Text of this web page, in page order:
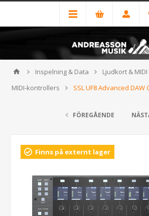
Inspelning & Data
Ljudkort & MIDI
MIDI-kontrollers
SSL UF8 Advanced
FÖREGÅENDE
Finns på externt lager